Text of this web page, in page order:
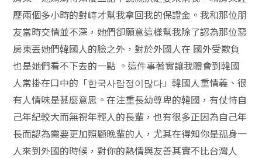
歷兩個多小時的對峙才幫我拿回我的保證金。我和那位朋
友當時交情並不深，她們卻願意這樣幫我除了認為那位惡
房東丟她們韓國人的臉之外，對於外國人在 國外受欺負
也是她們看不下去的一點 。這件事著實讓我體會到韓國
人常掛在口中的「한국사람정이많다」韓國人重情義、很
有人情味是甚麼意思。在注重長幼尊卑的韓國，有仗恃自
己年紀較大而無視年輕人的長輩，也有很多正因為自己年
長而認為需要更加照顧晚輩的人，尤其在得知你是孤身一
人來到外國的時候，對你的熱情與友善其實不比台灣人